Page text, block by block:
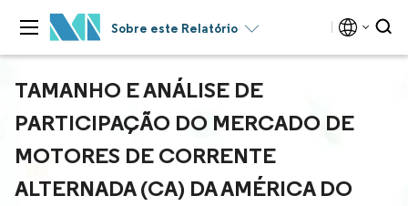
Sobre este Relatório
TAMANHO E ANÁLISE DE
PARTICIPAÇÃO DO MERCADO DE
MOTORES DE CORRENTE
ALTERNADA (CA) DA AMÉRICA DO